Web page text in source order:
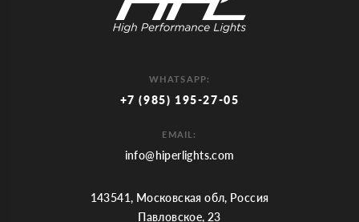
WHATSAPP:
+7 (985) 195-27-05
EMAIL:
info@hiperlights.com
143541, Московская обл, Россия
Павловское, 23